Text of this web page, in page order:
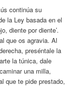
continúa su
la Ley basada en el
diente por diente’.
que os agravia. Al
preséntale la
la túnica, dale
una milla,
que te pide prestado,